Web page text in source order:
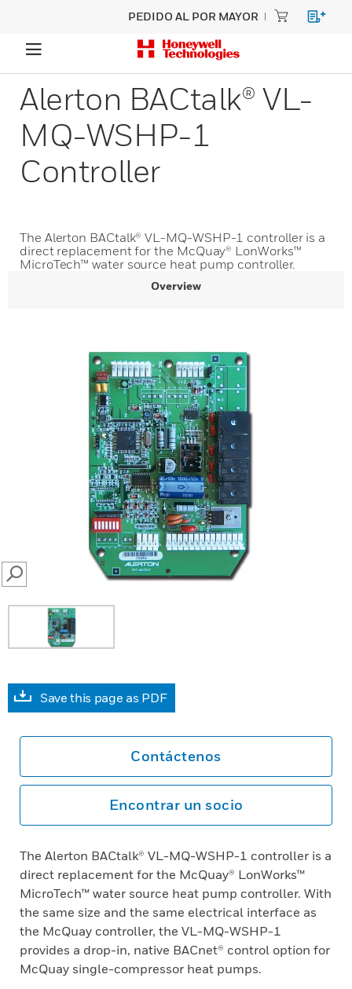
PEDIDO AL POR MAYOR
Alerton BACtalk® VL-
MQ-WSHP-1
Controller
The Alerton BACtalk® VL-MQ-WSHP-1 controller is a
direct replacement for the McQuay® LonWorks™
MicroTech™ water source heat pump controller.
Overview
SEARCH
Save this page as PDF
Contáctenos
Encontrar un socio
The Alerton BACtalk® VL-MQ-WSHP-1 controller is a
direct replacement for the McQuay® LonWorks™
MicroTech™ water source heat pump controller. With
the same size and the same electrical interface as
the McQuay controller, the VL-MQ-WSHP-1
provides a drop-in, native BACnet® control option for
McQuay single-compressor heat pumps.